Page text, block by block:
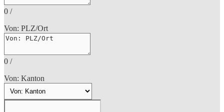
0 /
Von: PLZ/Ort
0 /
Von: Kanton